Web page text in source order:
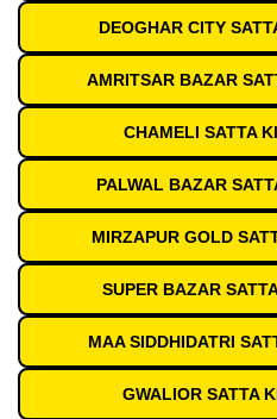
DEOGHAR CITY
AMRITSAR BAZAR
CHAMELI SATTA
PALWAL BAZAR
MIRZAPUR GOLD
SUPER BAZAR
MAA SIDDHIDATRI
GWALIOR SATTA